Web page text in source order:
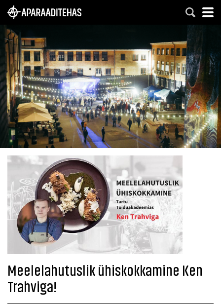
Meelelahutuslik ühiskokkamine Ken
Trahviga!